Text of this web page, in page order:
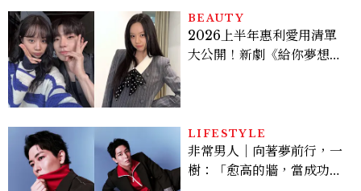
BEAUTY
2026上半年惠利愛用清單
大公開！新劇《給你夢想》
LIFESTYLE
非常男人｜向著夢前行，一
樹：「愈高的牆，當成功爬